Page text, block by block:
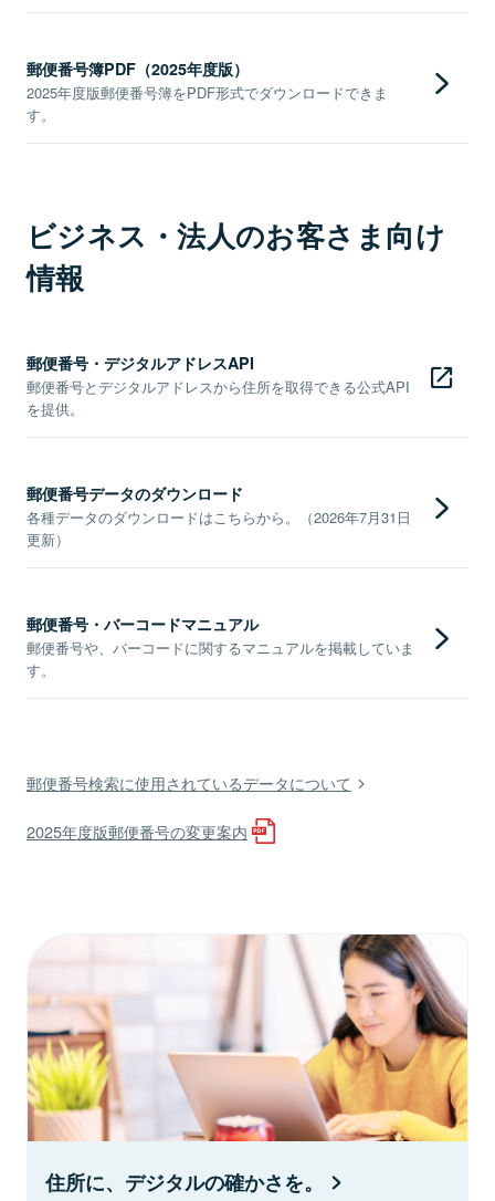
郵便番号簿PDF（2025年度版）
2025年度版郵便番号簿をPDF形式でダウンロードできま
す。
ビジネス・法人のお客さま向け
情報
郵便番号・デジタルアドレスAPI
郵便番号とデジタルアドレスから住所を取得できる公式API
を提供。
郵便番号データのダウンロード
各種データのダウンロードはこちらから。（2026年7月31日
更新）
郵便番号・バーコードマニュアル
郵便番号や、バーコードに関するマニュアルを掲載していま
す。
郵便番号検索に使用されているデータについて
2025年度版郵便番号の変更案内
住所に、デジタルの確かさを。